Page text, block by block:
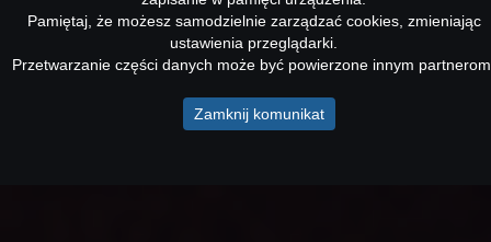
Pamiętaj, że możesz samodzielnie zarządzać cookies, zmieniając
ustawienia przeglądarki.
Przetwarzanie części danych może być powierzone innym
Zamknij komunikat